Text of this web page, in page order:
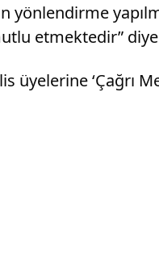
etmektedir”
‘Çağrı